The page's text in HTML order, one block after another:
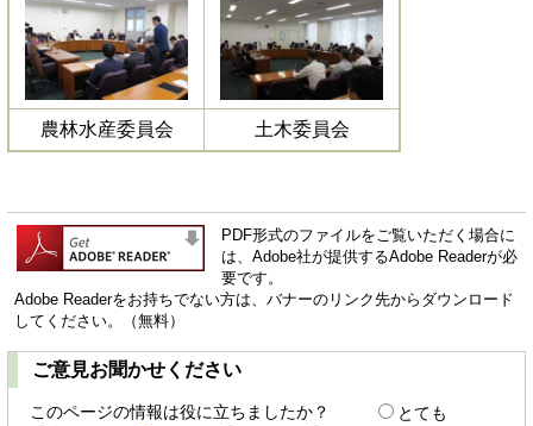
農林水産委員会 土木委員会
PDF形式のファイルをご覧いただく場合に
は、Adobe社が提供するAdobe Readerが必
要です。
Adobe Readerをお持ちでない方は、バナーのリンク先からダウンロード
してください。（無料）
ご意見お聞かせください
このページの情報は役に立ちましたか？
とても